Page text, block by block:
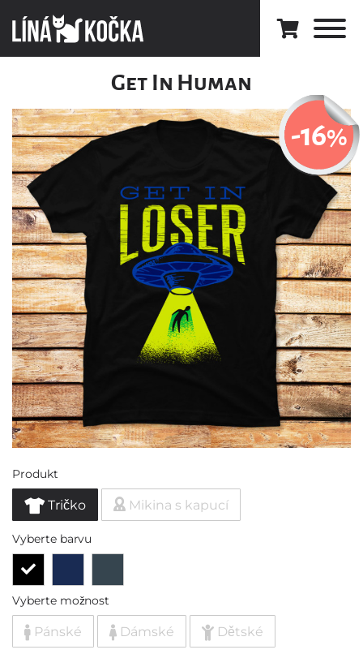
Get In Human
-16%
Produkt
Tričko Mikina s kapucí
Vyberte barvu
Vyberte možnost
Pánské Dámské Dětské